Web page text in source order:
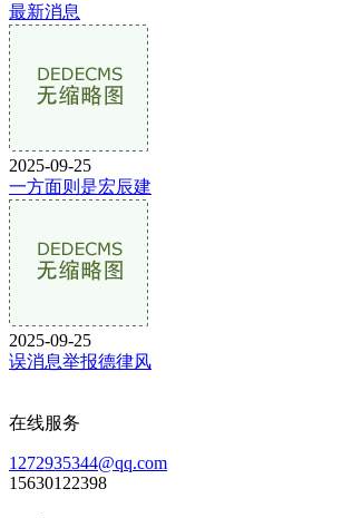
最新消息
2025-09-25
一方面则是宏辰建
2025-09-25
误消息举报德律风
在线服务
1272935344@qq.com
15630122398